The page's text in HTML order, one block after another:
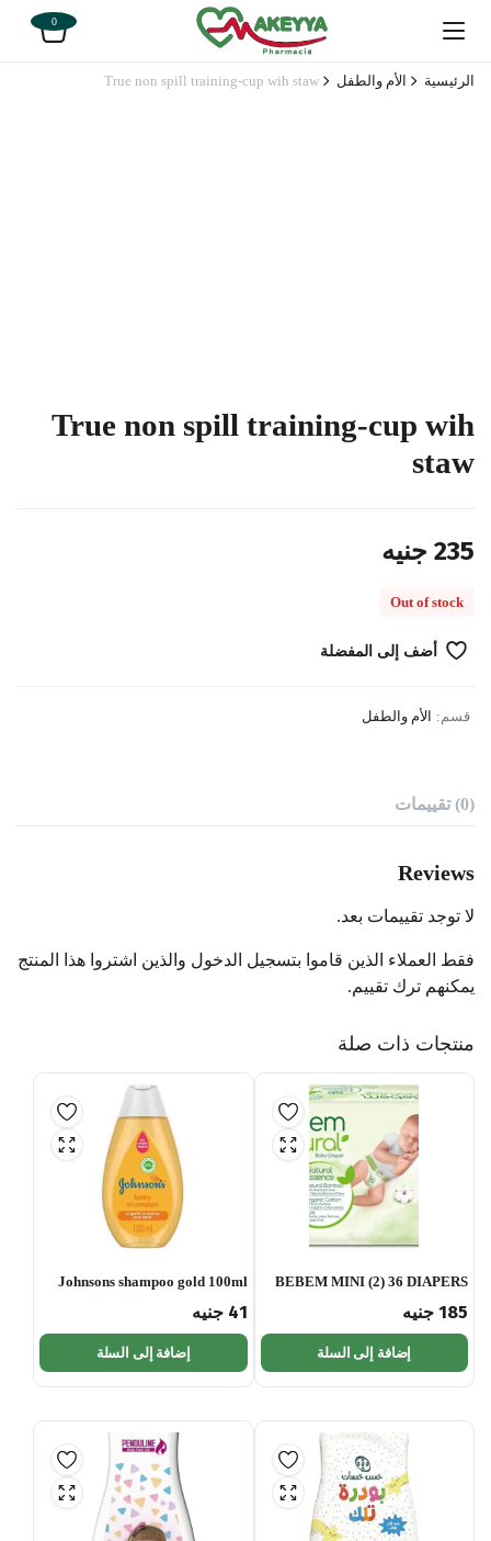
0
الرئيسية الأم والطفل True non spill training-cup wih staw
True non spill training-cup wih
staw
235 جنيه
Out of stock
أضف إلى المفضلة
قسم: الأم والطفل
(0) تقييمات
Reviews
لا توجد تقييمات بعد.
فقط العملاء الذين قاموا بتسجيل الدخول والذين اشتروا هذا المنتج
يمكنهم ترك تقييم.
منتجات ذات صلة
BEBEM MINI (2) 36 DIAPERS
185 جنيه
إضافة إلى السلة
Johnsons shampoo gold 100ml
41 جنيه
إضافة إلى السلة